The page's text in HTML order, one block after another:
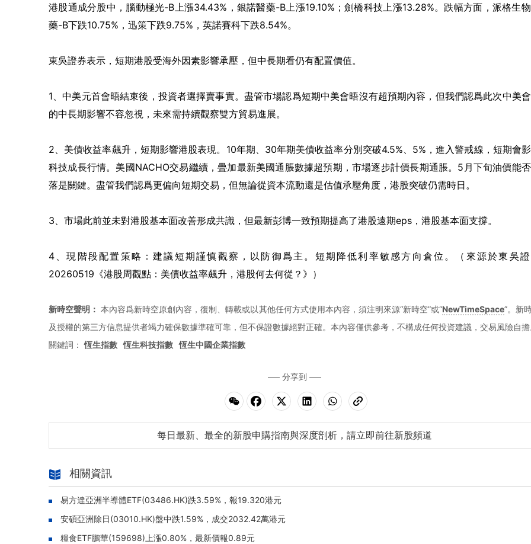
港股通成分股中，腦動極光-B上漲34.43%，銀諾醫藥-B上漲19.10%；劍橋科技上漲13.28%。跌幅方面，派格生
藥-B下跌10.75%，迅策下跌9.75%，英諾賽科下跌8.54%。
東吳證券表示，短期港股受海外因素影響承壓，但中長期看仍有配置價值。
1、中美元首會晤結束後，投資者選擇賣事實。盡管市場認爲短期中美會晤沒有超預期內容，但我們認爲此次中美
的中長期影響不容忽視，未來需持續觀察雙方貿易進展。
2、美債收益率飆升，短期影響港股表現。10年期、30年期美債收益率分別突破4.5%、5%，進入警戒線，短期會
科技成長行情。美國NACHO交易繼續，疊加最新美國通脹數據超預期，市場逐步計價長期通脹。5月下旬油價能
落是關鍵。盡管我們認爲更偏向短期交易，但無論從資本流動還是估值承壓角度，港股突破仍需時日。
3、市場此前並未對港股基本面改善形成共識，但最新彭博一致預期提高了港股遠期eps，港股基本面支撐。
4、現階段配置策略：建議短期謹慎觀察，以防御爲主。短期降低利率敏感方向倉位。（來源於東吳
20260519《港股周觀點：美債收益率飆升，港股何去何從？》）
新時空聲明： 本內容爲新時空原創內容，復制、轉載或以其他任何方式使用本內容，須注明來源“新時空”或“NewTimeSpace”。新
及授權的第三方信息提供者竭力確保數據準確可靠，但不保證數據絕對正確。本內容僅供參考，不構成任何投資建議，交易風險自
關鍵詞： 恆生指數 恆生科技指數 恆生中國企業指數
分享到
每日最新、最全的新股申購指南與深度剖析，請立即前往新股頻道
相關資訊
易方達亞洲半導體ETF(03486.HK)跌3.59%，報19.320港元
安碩亞洲除日(03010.HK)盤中跌1.59%，成交2032.42萬港元
糧食ETF鵬華(159698)上漲0.80%，最新價報0.89元